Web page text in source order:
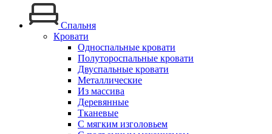
Спальня
Кровати
Односпальные кровати
Полутороспальные кровати
Двуспальные кровати
Металлические
Из массива
Деревянные
Тканевые
С мягким изголовьем